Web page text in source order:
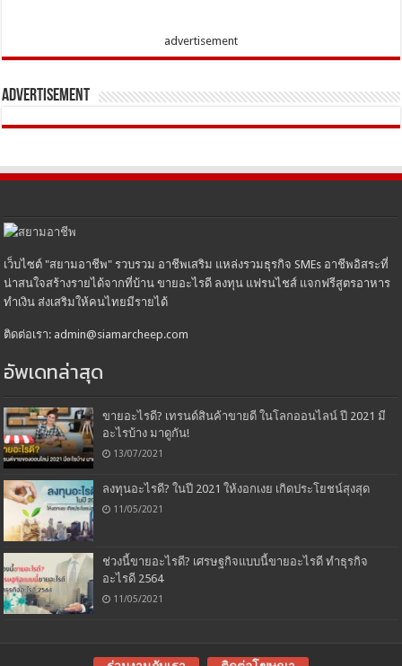
advertisement
Advertisement
เว็บไซต์ "สยามอาชีพ" รวบรวม อาชีพเสริม แหล่งรวมธุรกิจ SMEs อาชีพอิสระที่
น่าสนใจสร้างรายได้จากที่บ้าน ขายอะไรดี ลงทุน แฟรนไชส์ แจกฟรีสูตรอาหาร
ทำเงิน ส่งเสริมให้คนไทยมีรายได้
ติดต่อเรา: admin@siamarcheep.com
อัพเดทล่าสุด
ขายอะไรดี? เทรนด์สินค้าขายดี ในโลกออนไลน์ ปี 2021 มี
อะไรบ้าง มาดูกัน!
13/07/2021
ลงทุนอะไรดี? ในปี 2021 ให้งอกเงย เกิดประโยชน์สุงสุด
11/05/2021
ช่วงนี้ขายอะไรดี? เศรษฐกิจแบบนี้ขายอะไรดี ทำธุรกิจ
อะไรดี 2564
11/05/2021